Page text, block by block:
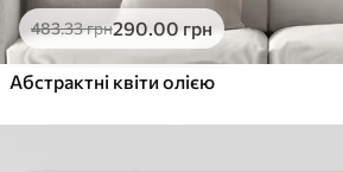
483.33грн290 .00 грн
Абстрактні квіти олією